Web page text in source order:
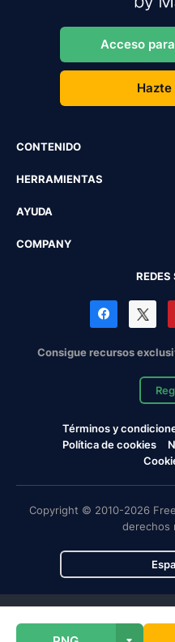
Acceso
Hazte
CONTENIDO
HERRAMIENTAS
AYUDA
COMPANY
REDES
Consigue recursos
Términos y
Política de cookies
Copyright © 2010-2026
derechos